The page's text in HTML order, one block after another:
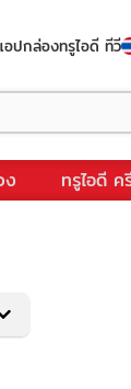
อปกล่องทรูไอดี ทีวี
ง ทรูไอดี ค